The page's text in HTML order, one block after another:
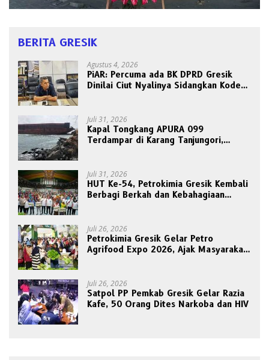
BERITA GRESIK
Agustus 4, 2026
PiAR: Percuma ada BK DPRD Gresik
Dinilai Ciut Nyalinya Sidangkan Kode
Juli 31, 2026
Kapal Tongkang APURA 099
Terdampar di Karang Tanjungori,
Juli 31, 2026
HUT Ke-54, Petrokimia Gresik Kembali
Berbagi Berkah dan Kebahagiaan
Juli 26, 2026
Petrokimia Gresik Gelar Petro
Agrifood Expo 2026, Ajak Masyarakat
Juli 26, 2026
Satpol PP Pemkab Gresik Gelar Razia
Kafe, 50 Orang Dites Narkoba dan HIV